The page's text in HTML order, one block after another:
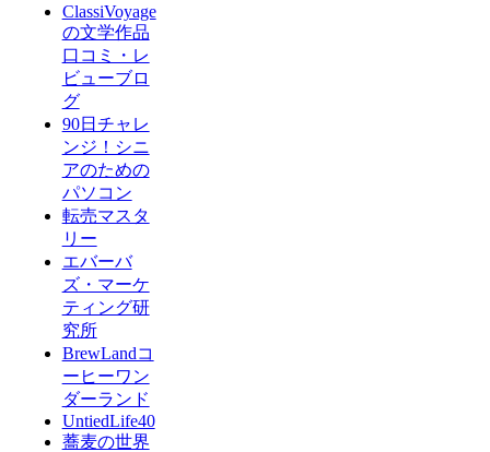
ClassiVoyage
の文学作品
口コミ・レ
ビューブロ
グ
90日チャレ
ンジ！シニ
アのための
パソコン
転売マスタ
リー
エバーバ
ズ・マーケ
ティング研
究所
BrewLandコ
ーヒーワン
ダーランド
UntiedLife40
蕎麦の世界